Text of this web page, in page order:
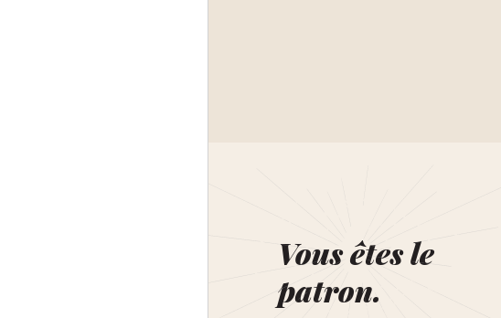
Vous êtes le
patron.